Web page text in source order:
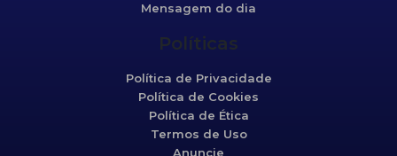
Mensagem do dia
Políticas
Política de Privacidade
Política de Cookies
Política de Ética
Termos de Uso
Anuncie